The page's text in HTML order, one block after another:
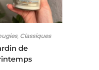
, Classiques
de